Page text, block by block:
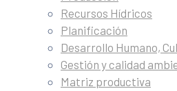
Recursos Hídricos
Planificación
Desarrollo Humano,
Gestión y calidad
Matriz productiva